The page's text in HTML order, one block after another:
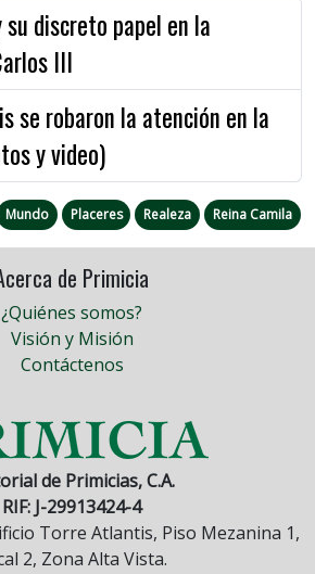
discreto papel en la
III
se robaron la atención en la
y video)
Mundo Placeres Realeza Reina Camila
de Primicia
¿Quiénes somos?
Visión y Misión
Contáctenos
de Primicias, C.A.
RIF: J-29913424-4
Torre Atlantis, Piso Mezanina 1,
2, Zona Alta Vista.